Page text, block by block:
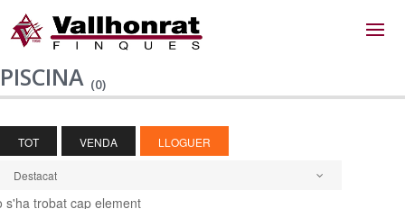
PISCINA (0)
TOT VENDA LLOGUER
Destacat
s'ha trobat cap element